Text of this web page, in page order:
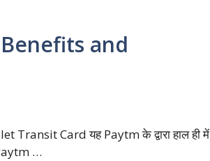
and
Transit Card यह Paytm के द्वारा हाल ही में
…